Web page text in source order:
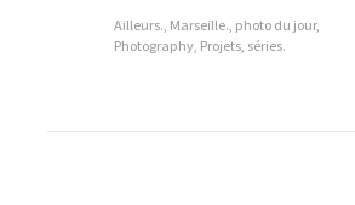
Ailleurs., Marseille., photo du jour,
Photography, Projets, séries.